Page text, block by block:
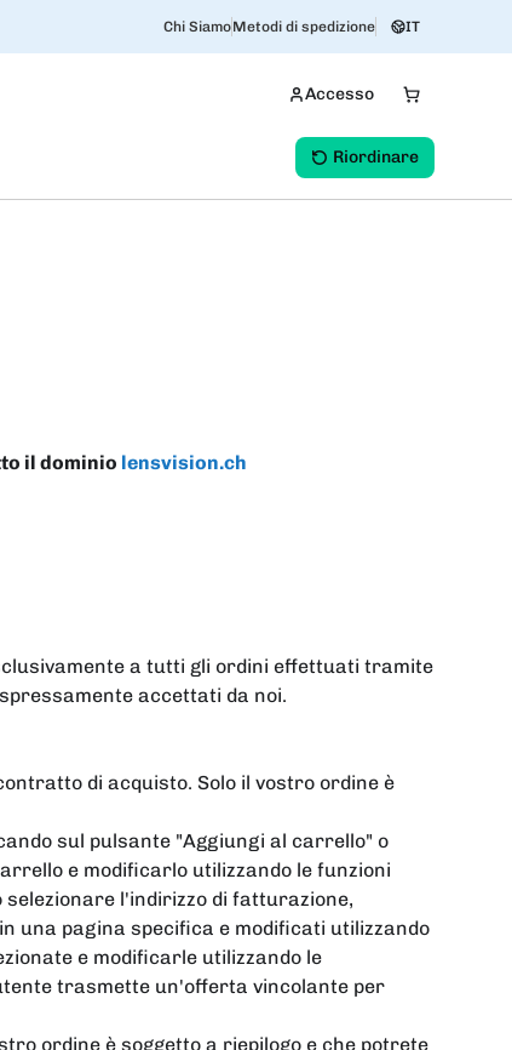
Chi SiamoMetodi di spedizione IT
Accesso
Riordinare
il dominio lensvision.ch
a tutti gli ordini effettuati tramite
accettati da noi.
di acquisto. Solo il vostro ordine è
sul pulsante "Aggiungi al carrello" o
e modificarlo utilizzando le funzioni
l'indirizzo di fatturazione,
una pagina specifica e modificati utilizzando
e modificarle utilizzando le
trasmette un'offerta vincolante per
ordine è soggetto a riepilogo e che potrete